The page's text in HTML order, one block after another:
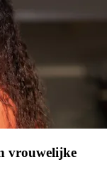
vrouwelijke